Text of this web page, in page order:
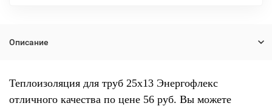
Описание
Теплоизоляция для труб 25х13 Энергофлекс
отличного качества по цене 56 руб. Вы можете